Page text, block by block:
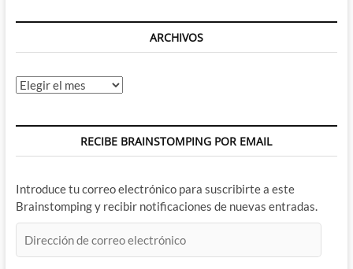
ARCHIVOS
Archivos
RECIBE BRAINSTOMPING POR EMAIL
Introduce tu correo electrónico para suscribirte a este
Brainstomping y recibir notificaciones de nuevas entradas.
de